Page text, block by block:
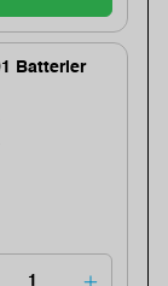
Batterier